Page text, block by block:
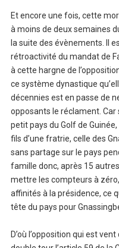
Et encore une fois, cette
à moins de deux semaines
la suite des évènements. Il
rétroactivité du mandat de
à cette hargne de
ce système dynastique
décennies est en passe de
opposants le réclament. Car
petit pays du Golf de Guinée,
fils d’une fratrie, celle des
sans partage sur le pays
famille donc, après 15
mettre les compteurs à
affinités à la présidence, ce
tête du pays pour
D’où l’opposition qui est